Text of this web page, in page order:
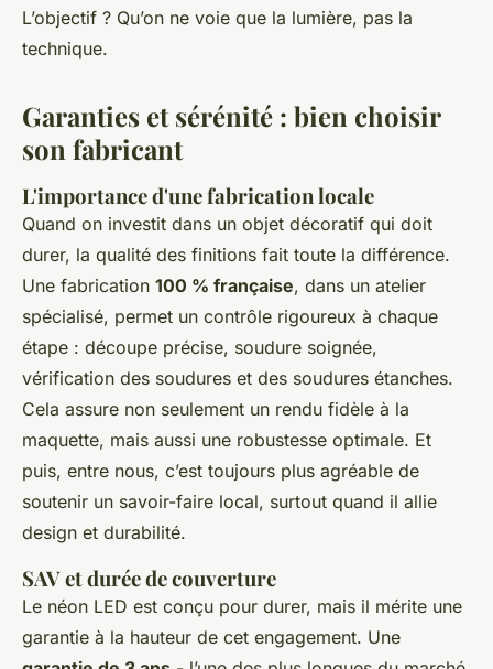
L’objectif ? Qu’on ne voie que la lumière, pas la
technique.
Garanties et sérénité : bien choisir
son fabricant
L'importance d'une fabrication locale
Quand on investit dans un objet décoratif qui doit
durer, la qualité des finitions fait toute la différence.
Une fabrication 100 % française, dans un atelier
spécialisé, permet un contrôle rigoureux à chaque
étape : découpe précise, soudure soignée,
vérification des soudures et des soudures étanches.
Cela assure non seulement un rendu fidèle à la
maquette, mais aussi une robustesse optimale. Et
puis, entre nous, c’est toujours plus agréable de
soutenir un savoir-faire local, surtout quand il allie
design et durabilité.
SAV et durée de couverture
Le néon LED est conçu pour durer, mais il mérite une
garantie à la hauteur de cet engagement. Une